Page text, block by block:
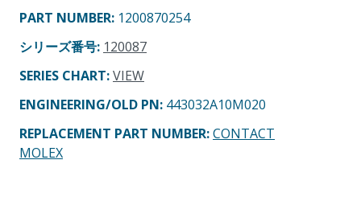
PART NUMBER: 1200870254
シリーズ番号: 120087
SERIES CHART:VIEW
ENGINEERING/OLD PN: 443032A10M020
REPLACEMENT PART NUMBER:CONTACT
MOLEX